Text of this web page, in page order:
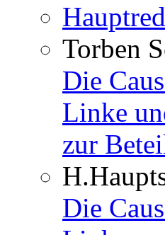
Torben
Die
Linke
zur
Die